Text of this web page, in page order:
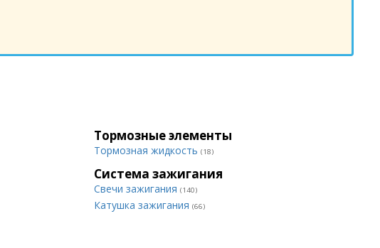
Тормозные элементы
Тормозная жидкость (18)
Система зажигания
Свечи зажигания (140)
Катушка зажигания (66)